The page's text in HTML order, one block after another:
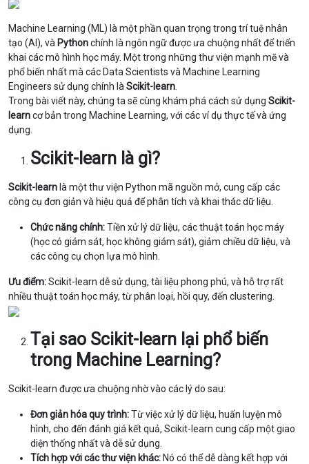
Machine Learning (ML) là một phần quan trọng trong trí tuệ nhân
tạo (AI), và Pythonchính là ngôn ngữ được ưa chuộng nhất để triển
khai các mô hình học máy. Một trong những thư viện mạnh mẽ và
phổ biến nhất mà các Data Scientists và Machine Learning
Engineers sử dụng chính là Scikit-learn
Trong bài viết này, chúng ta sẽ cùng khám phá cách sử dụng Scikit-
learncơ bản trong Machine Learning, với các ví dụ thực tế và ứng
dụng.
Scikit-learn là gì?
Scikit-learn là một thư viện Python mã nguồn mở, cung cấp các
công cụ đơn giản và hiệu quả để phân tích và khai thác dữ liệu.
Chức năng chính:Tiền xử lý dữ liệu, các thuật toán học máy
(học có giám sát, học không giám sát), giảm chiều dữ liệu, và
các công cụ chọn lựa mô hình.
Ưu điểm:Scikit-learn dễ sử dụng, tài liệu phong phú, và hỗ trợ rất
nhiều thuật toán học máy, từ phân loại, hồi quy, đến clustering.
Tại sao Scikit-learn lại phổ biến
trong Machine Learning?
Scikit-learn được ưa chuộng nhờ vào các lý do sau:
Đơn giản hóa quy trình:Từ việc xử lý dữ liệu, huấn luyện mô
hình, cho đến đánh giá kết quả, Scikit-learn cung cấp một giao
diện thống nhất và dễ sử dụng.
Tích hợp với các thư viện khác: Nó có thể dễ dàng kết hợp với